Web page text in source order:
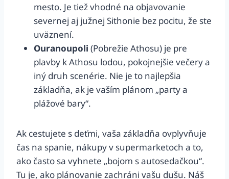
mesto. Je tiež vhodné na objavovanie
severnej aj južnej Sithonie bez pocitu, že ste
uväznení.
Ouranoupoli (Pobrežie Athosu) je pre
plavby k Athosu lodou, pokojnejšie večery a
iný druh scenérie. Nie je to najlepšia
základňa, ak je vaším plánom „party a
plážové bary“.
Ak cestujete s deťmi, vaša základňa ovplyvňuje
čas na spanie, nákupy v supermarketoch a to,
ako často sa vyhnete „bojom s autosedačkou“.
Tu je, ako plánovanie zachráni vašu dušu. Náš